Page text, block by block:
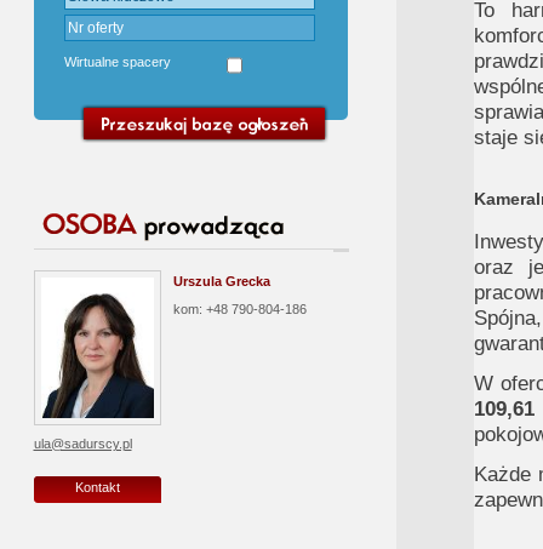
Wirtualne spacery
Urszula Grecka
kom: +48 790-804-186
ula@sadurscy.pl
Kontakt
To
staje
oraz
W
109,61
Każde